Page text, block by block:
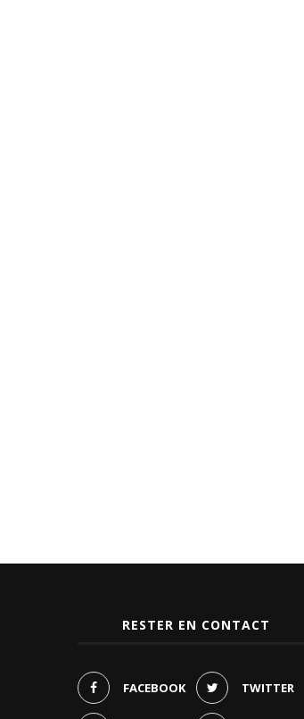
RESTER EN CONTACT
FACEBOOK TWITTER